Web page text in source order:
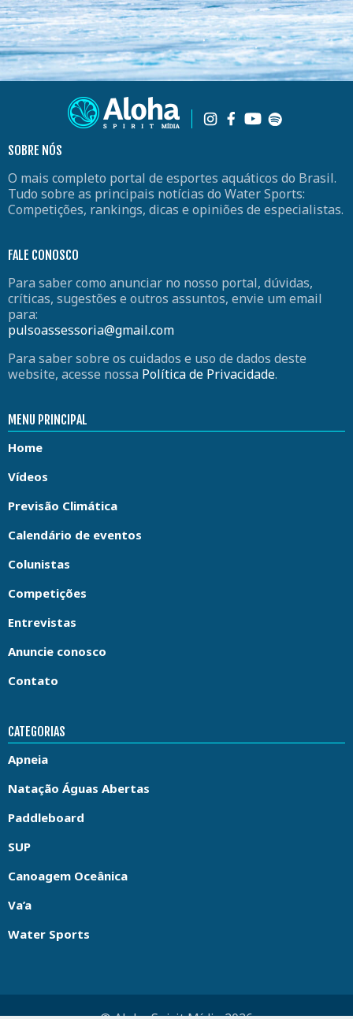
SOBRE NÓS
O mais completo portal de esportes aquáticos do Brasil.
Tudo sobre as principais notícias do Water Sports:
Competições, rankings, dicas e opiniões de especialistas.
FALE CONOSCO
Para saber como anunciar no nosso portal, dúvidas,
críticas, sugestões e outros assuntos, envie um email
para:
pulsoassessoria@gmail.com
Para saber sobre os cuidados e uso de dados deste
website, acesse nossa Política de Privacidade.
MENU PRINCIPAL
Home
Vídeos
Previsão Climática
Calendário de eventos
Colunistas
Competições
Entrevistas
Anuncie conosco
Contato
CATEGORIAS
Apneia
Natação Águas Abertas
Paddleboard
SUP
Canoagem Oceânica
Va’a
Water Sports